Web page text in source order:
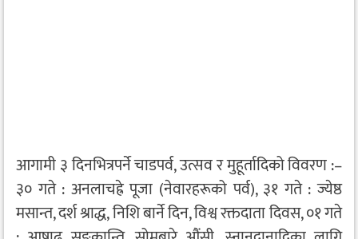
आगामी ३ दिनभित्रपर्ने चाडपर्व, उत्सव र मुहूर्तादिको विवरण :–
३० गते : अनलाचह्रे पूजा (नेवारहरूको पर्व), ३१ गते : ज्येष्ठ
मसान्त, दर्श श्राद्ध, निशि बार्ने दिन, विश्व रक्तदाता दिवस, ०१ गते